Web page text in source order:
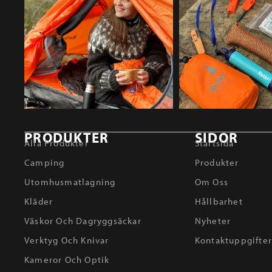
PRODUKTER
Alla Produkter
Camping
Utomhusmatlagning
Kläder
Väskor Och Dagryggsäckar
Verktyg Och Knivar
Kameror Och Optik
SIDOR
Startsida
Produkter
Om Oss
Hållbarhet
Nyheter
Kontaktuppgifter